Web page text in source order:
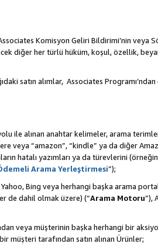
Komisyon Geliri Bildirimi’nin veya
diğer her türlü hüküm, koşul, özellik,
satın alımlar, Associates
ile alınan anahtar kelimeler, arama
veya “amazon”, “kindle” ya da diğer
hatalı yazımları ya da türevlerini
Arama Yerleştirmesi”);
Bing veya herhangi başka arama
de dahil olmak üzere) (“Arama Motoru”),
veya müşterinin başka herhangi bir
müşteri tarafından satın alınan Ürünler;